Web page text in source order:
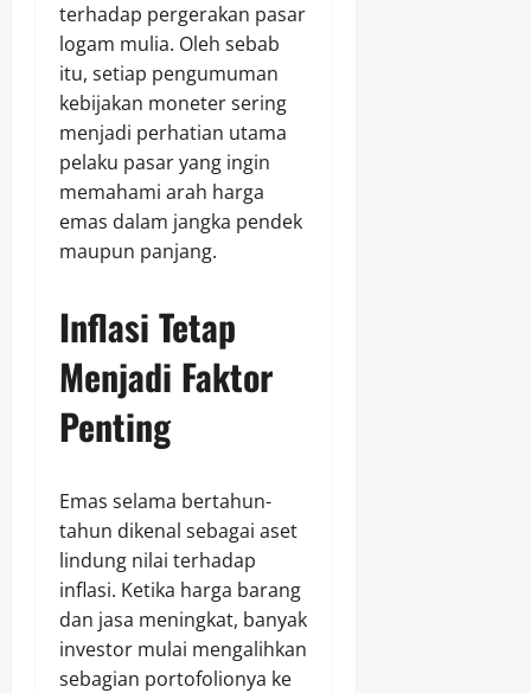
terhadap pergerakan pasar
logam mulia. Oleh sebab
itu, setiap pengumuman
kebijakan moneter sering
menjadi perhatian utama
pelaku pasar yang ingin
memahami arah harga
emas dalam jangka pendek
maupun panjang.
Inflasi Tetap
Menjadi Faktor
Penting
Emas selama bertahun-
tahun dikenal sebagai aset
lindung nilai terhadap
inflasi. Ketika harga barang
dan jasa meningkat, banyak
investor mulai mengalihkan
sebagian portofolionya ke